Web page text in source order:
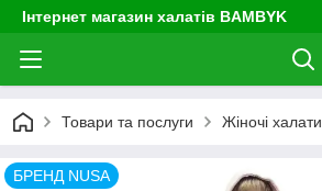
Інтернет магазин халатів BAMBYK
Товари та послуги Жіночі халати
БРЕНД NUSA